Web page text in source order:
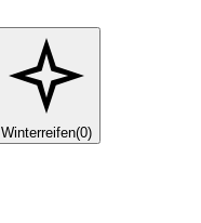
Winterreifen(0)